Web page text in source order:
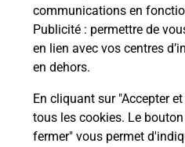
communications en
Publicité : permettre de
en lien avec vos centres
en dehors.
En cliquant sur "Accepter
tous les cookies. Le
fermer" vous permet
En savoir plus
Questions